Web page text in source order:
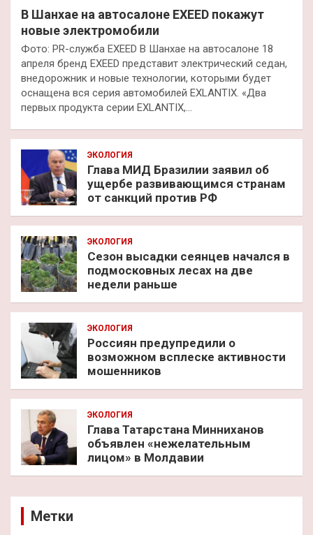
В Шанхае на автосалоне EXEED покажут
новые электромобили
Фото: PR-служба EXEED В Шанхае на автосалоне 18
апреля бренд EXEED представит электрический седан,
внедорожник и новые технологии, которыми будет
оснащена вся серия автомобилей EXLANTIX. «Два
первых продукта серии EXLANTIX,…
ЭКОЛОГИЯ
Глава МИД Бразилии заявил об
ущербе развивающимся странам
от санкций против РФ
ЭКОЛОГИЯ
Сезон высадки сеянцев начался в
подмосковных лесах на две
недели раньше
ЭКОЛОГИЯ
Россиян предупредили о
возможном всплеске активности
мошенников
ЭКОЛОГИЯ
Глава Татарстана Минниханов
объявлен «нежелательным
лицом» в Молдавии
Метки